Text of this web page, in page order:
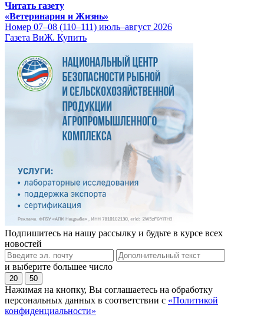
Читать газету
«Ветеринария и Жизнь»
Номер 07–08 (110–111) июль–август 2026
Газета ВиЖ. Купить
Подпишитесь на нашу рассылку и будьте в курсе всех
новостей
и выберите большее число
20 50
Нажимая на кнопку, Вы соглашаетесь на обработку
персональных данных в соответствии с «Политикой
конфиденциальности»